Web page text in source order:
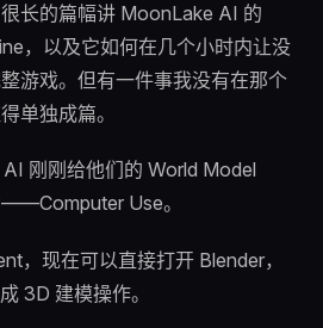
长的篇幅讲 MoonLake AI 的
，以及它如何在几个小时内让没
游戏。但有一件事我没有在那个
单独成篇。
刚刚给他们的 World Model
Use。
，现在可以直接打开 Blender，
3D 建模操作。